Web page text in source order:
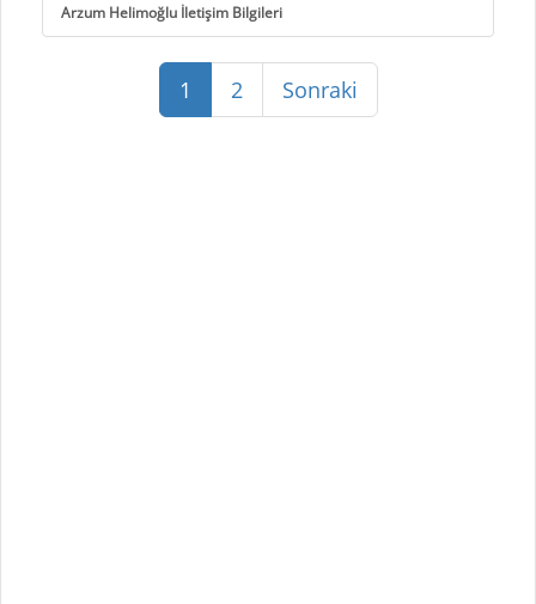
Arzum Helimoğlu İletişim Bilgileri
1 2 Sonraki